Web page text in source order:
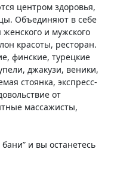
центром здоровья,
Объединяют в себе
и мужского
красоты, ресторан.
финские, турецкие
джакузи, веники,
стоянка, экспресс-
от
массажисты,
и вы останетесь